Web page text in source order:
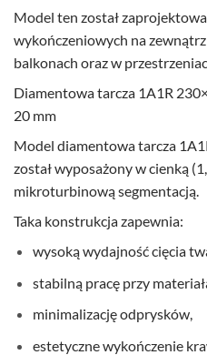
Model ten został
wykończeniowych na
balkonach oraz w
Diamentowa tarcza 1A1R
20 mm
Model diamentowa tarcza
został wyposażony w cienką
mikroturbinową segmentacją.
Taka konstrukcja zapewnia:
wysoką wydajność cięcia
stabilną pracę przy
minimalizację odprysków,
estetyczne wykończenie